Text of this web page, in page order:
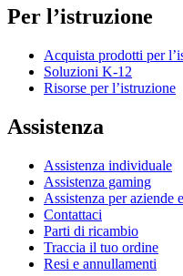
Per l’istruzione
Acquista prodotti per
Soluzioni K-12
Risorse per l’istruzione
Assistenza
Assistenza individuale
Assistenza gaming
Assistenza per aziende
Contattaci
Parti di ricambio
Traccia il tuo ordine
Resi e annullamenti